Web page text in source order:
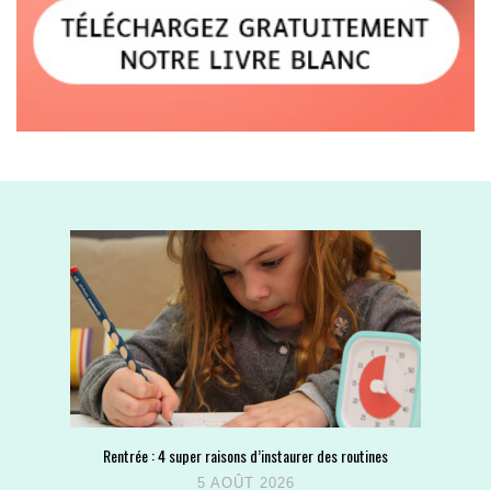
Rentrée : 4 super raisons d’instaurer des routines
5 AOÛT 2026